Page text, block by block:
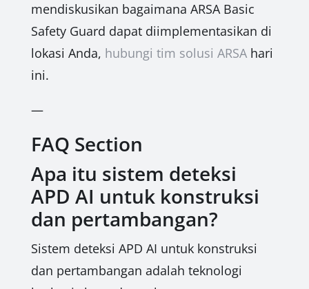
mendiskusikan bagaimana ARSA Basic
Safety Guard dapat diimplementasikan di
lokasi Anda, hubungi tim solusi ARSAhari
ini.
—
FAQ Section
Apa itu sistem deteksi
APD AI untuk konstruksi
dan pertambangan?
Sistem deteksi APD AI untuk konstruksi
dan pertambangan adalah teknologi